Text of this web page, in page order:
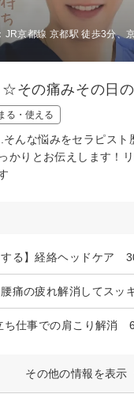
JR京都線 京都駅 徒歩3分、
その痛みその日
る・使える
んな悩みをセラピス
かりとお伝えします！
する】経絡ヘッドケア
ち仕事での肩こり解消
その他の情報を表示